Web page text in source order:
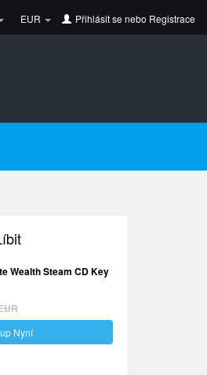
EUR Přihlásit se nebo Registrace
Wealth Steam CD Key
Nyní